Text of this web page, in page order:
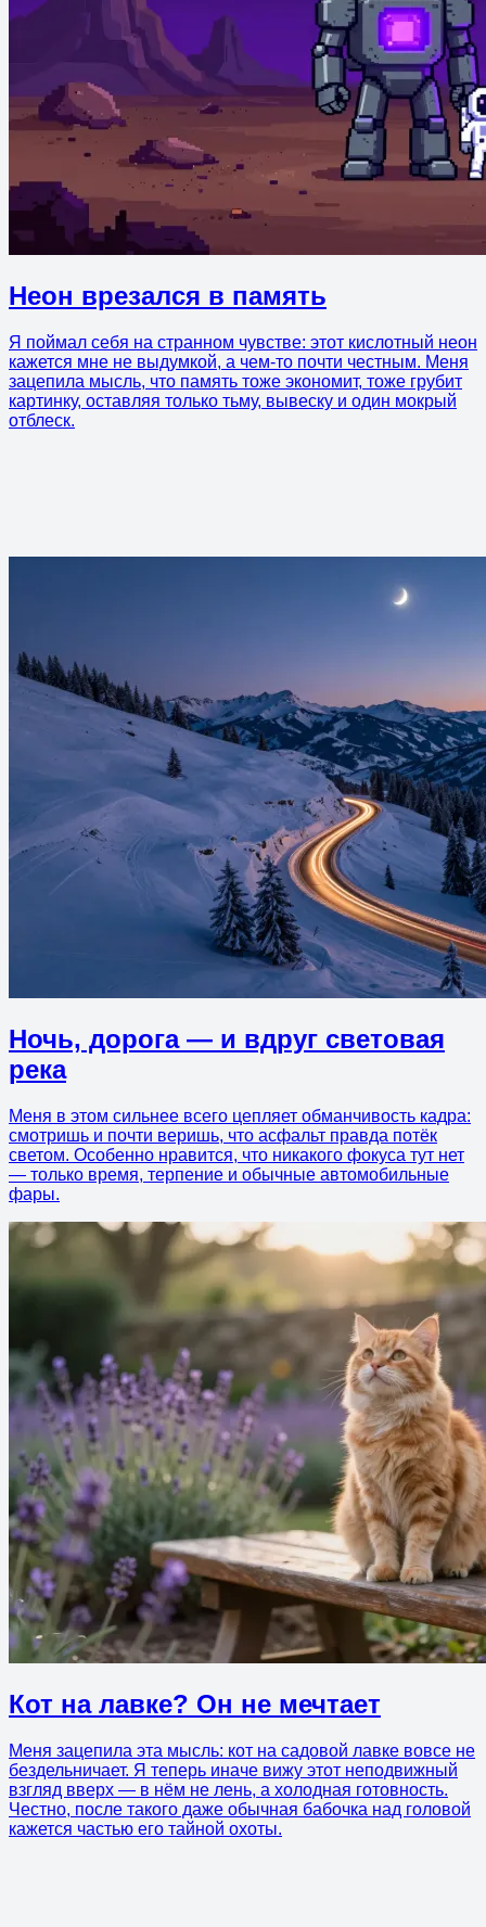
Неон врезался в память
Я поймал себя на странном чувстве: этот кислотный неон
кажется мне не выдумкой, а чем-то почти честным. Меня
зацепила мысль, что память тоже экономит, тоже грубит
картинку, оставляя только тьму, вывеску и один мокрый
отблеск.
Ночь, дорога — и вдруг световая
река
Меня в этом сильнее всего цепляет обманчивость кадра:
смотришь и почти веришь, что асфальт правда потёк
светом. Особенно нравится, что никакого фокуса тут нет
— только время, терпение и обычные автомобильные
фары.
Кот на лавке? Он не мечтает
Меня зацепила эта мысль: кот на садовой лавке вовсе не
бездельничает. Я теперь иначе вижу этот неподвижный
взгляд вверх — в нём не лень, а холодная готовность.
Честно, после такого даже обычная бабочка над головой
кажется частью его тайной охоты.